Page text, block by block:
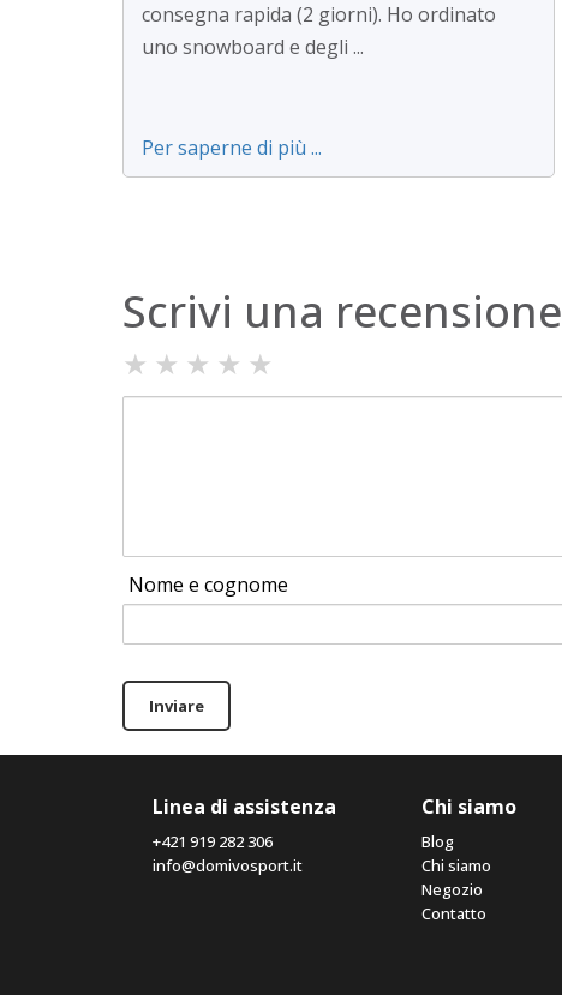
consegna rapida (2 giorni). Ho ordinato
uno snowboard e degli ...
Per saperne di più ...
Scrivi una recensione
★ ★ ★ ★ ★
Nome e cognome
Inviare
Linea di assistenza
+421 919 282 306
info@domivosport.it
Chi siamo
Blog
Chi siamo
Negozio
Contatto